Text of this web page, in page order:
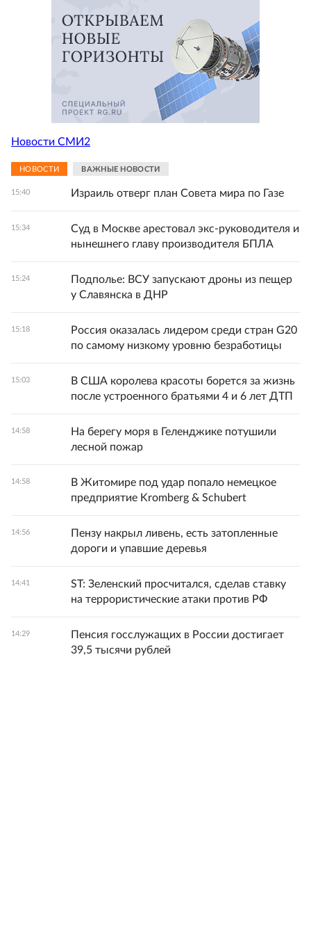
Новости СМИ2
НОВОСТИ ВАЖНЫЕ НОВОСТИ
15:40 Израиль отверг план Совета мира по Газе
15:34
Суд в Москве арестовал экс-руководителя и
нынешнего главу производителя БПЛА
15:24
Подполье: ВСУ запускают дроны из пещер
у Славянска в ДНР
15:18
Россия оказалась лидером среди стран G20
по самому низкому уровню безработицы
15:03
В США королева красоты борется за жизнь
после устроенного братьями 4 и 6 лет ДТП
14:58
На берегу моря в Геленджике потушили
лесной пожар
14:58
В Житомире под удар попало немецкое
предприятие Kromberg & Schubert
14:56
Пензу накрыл ливень, есть затопленные
дороги и упавшие деревья
14:41
ST: Зеленский просчитался, сделав ставку
на террористические атаки против РФ
14:29
Пенсия госслужащих в России достигает
39,5 тысячи рублей